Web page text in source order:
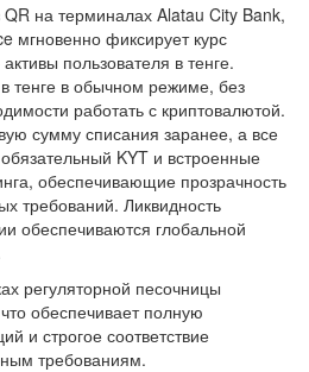
QR на терминалах Alatau City Bank,
мгновенно фиксирует курс
пользователя в тенге.
тенге в обычном режиме, без
работать с криптовалютой.
сумму списания заранее, а все
KYT и встроенные
обеспечивающие прозрачность
требований. Ликвидность
обеспечиваются глобальной
регуляторной песочницы
обеспечивает полную
и строгое соответствие
требованиям.